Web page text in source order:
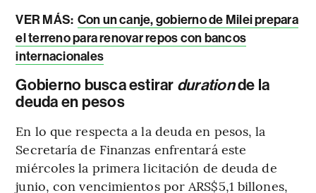
VER MÁS: Con un canje, gobierno de Milei prepara
el terreno para renovar repos con bancos
internacionales
Gobierno busca estirar durationde la
deuda en pesos
En lo que respecta a la deuda en pesos, la
Secretaría de Finanzas enfrentará este
miércoles la primera licitación de deuda de
junio, con vencimientos por ARS$5,1 billones,